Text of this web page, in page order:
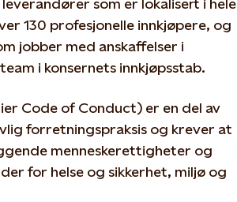
som er lokalisert i hele
130 profesjonelle innkjøpere, og
jobber med anskaffelser i
i konsernets innkjøpsstab.
Code of Conduct) er en del av
forretningspraksis og krever at
menneskerettigheter og
for helse og sikkerhet, miljø og